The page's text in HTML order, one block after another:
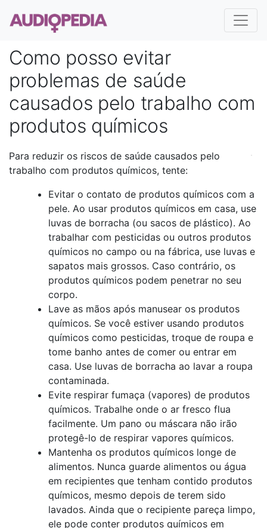
Como posso evitar
problemas de saúde
causados ​​pelo trabalho com
produtos químicos
Para reduzir os riscos de saúde causados pelo
trabalho com produtos químicos, tente:
Evitar o contato de produtos químicos com a
pele. Ao usar produtos químicos em casa, use
luvas de borracha (ou sacos de plástico). Ao
trabalhar com pesticidas ou outros produtos
químicos no campo ou na fábrica, use luvas e
sapatos mais grossos. Caso contrário, os
produtos químicos podem penetrar no seu
corpo.
Lave as mãos após manusear os produtos
químicos. Se você estiver usando produtos
químicos como pesticidas, troque de roupa e
tome banho antes de comer ou entrar em
casa. Use luvas de borracha ao lavar a roupa
contaminada.
Evite respirar fumaça (vapores) de produtos
químicos. Trabalhe onde o ar fresco flua
facilmente. Um pano ou máscara não irão
protegê-lo de respirar vapores químicos.
Mantenha os produtos químicos longe de
alimentos. Nunca guarde alimentos ou água
em recipientes que tenham contido produtos
químicos, mesmo depois de terem sido
lavados. Ainda que o recipiente pareça limpo,
ele pode conter produtos químicos em